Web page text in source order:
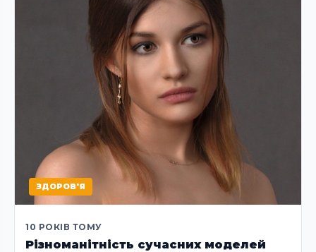
ЗДОРОВ'Я
10 РОКІВ ТОМУ
Різноманітність сучасних моделей